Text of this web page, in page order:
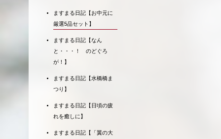
ますまる日記【お中元に
厳選5品セット】
ますまる日記【なん
と・・・！ のどぐろ
が！】
ますまる日記【水橋橋ま
つり】
ますまる日記【日頃の疲
れを癒しに】
ますまる日記【「翼の大